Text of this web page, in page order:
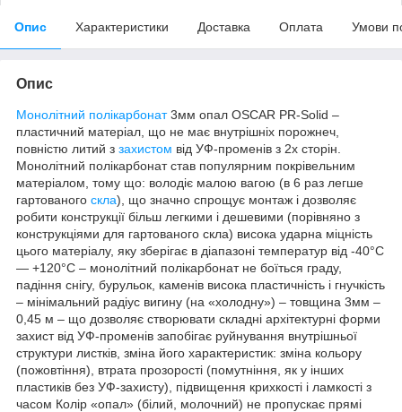
Опис Характеристики Доставка Оплата Умови
Опис
Монолітний полікарбонат3мм опал OSCAR PR-Solid –
пластичний матеріал, що не має внутрішніх порожнеч,
повністю литий з захистом від УФ-променів з 2х сторін.
Монолітний полікарбонат став популярним покрівельним
матеріалом, тому що: володіє малою вагою (в 6 раз легше
гартованого скла), що значно спрощує монтаж і дозволяє
робити конструкції більш легкими і дешевими (порівняно з
конструкціями для гартованого скла) висока ударна міцність
цього матеріалу, яку зберігає в діапазоні температур від -40°С
— +120°С – монолітний полікарбонат не боїться граду,
падіння снігу, бурульок, каменів висока пластичність і гнучкість
– мінімальний радіус вигину (на «холодну») – товщина 3мм –
0,45 м – що дозволяє створювати складні архітектурні форми
захист від УФ-променів запобігає руйнування внутрішньої
структури листків, зміна його характеристик: зміна кольору
(пожовтіння), втрата прозорості (помутніння, як у інших
пластиків без УФ-захисту), підвищення крихкості і ламкості з
часом Колір «опал» (білий, молочний) не пропускає прямі